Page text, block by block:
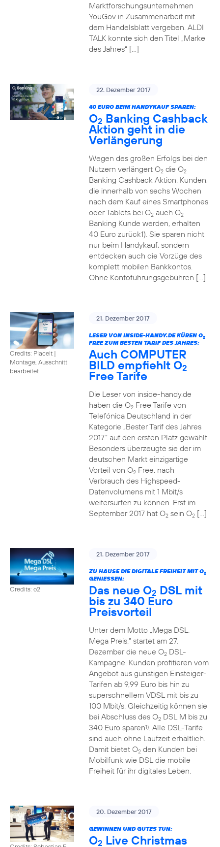
Marktforschungsunternehmen
YouGov in Zusammenarbeit mit
dem Handelsblatt vergeben. ALDI
TALK konnte sich den Titel „Marke
des Jahres“ […]
22. Dezember 2017
40 EURO BEIM HANDYKAUF SPAREN:
O2 Banking Cashback
Aktion geht in die
Verlängerung
Wegen des großen Erfolgs bei den
Nutzern verlängert O2die O2
Banking Cashback Aktion. Kunden,
die innerhalb von sechs Wochen
nach dem Kauf eines Smartphones
oder Tablets bei O2auch O2
Banking Kunde werden, erhalten
40 Euro zurück1). Sie sparen nicht
nur beim Handykauf, sondern
entdecken auch die Vorzüge des
komplett mobilen Bankkontos.
Ohne Kontoführungsgebühren […]
Credits: Placeit |
Montage, Ausschnitt
bearbeitet
21. Dezember 2017
LESER VON INSIDE-HANDY.DE KÜREN O2
FREE ZUM BESTEN TARIF DES JAHRES:
Auch COMPUTER
BILD empfiehlt O2
Free Tarife
Die Leser von inside-handy.de
haben die O2Free Tarife von
Telefónica Deutschland in der
Kategorie „Bester Tarif des Jahres
2017“ auf den ersten Platz gewählt.
Besonders überzeugte sie der im
deutschen Markt einzigartige
Vorteil von O2Free, nach
Verbrauch des Highspeed-
Datenvolumens mit 1 Mbit/s
weitersurfen zu können. Erst im
September 2017 hat O2sein O2[…]
Credits: o2
21. Dezember 2017
ZU HAUSE DIE DIGITALE FREIHEIT MIT O2
GENIESSEN:
Das neue O2 DSL mit
bis zu 340 Euro
Preisvorteil
Unter dem Motto „Mega DSL.
Mega Preis.” startet am 27.
Dezember die neue O2DSL-
Kampagne. Kunden profitieren vom
Angebot aus günstigen Einsteiger-
Tarifen ab 9,99 Euro bis hin zu
superschnellem VDSL mit bis zu
100 Mbit/s. Gleichzeitig können sie
bei Abschluss des O2DSL M bis zu
340 Euro sparen1). Alle DSL-Tarife
sind auch ohne Laufzeit erhältlich.
Damit bietet O2den Kunden bei
Mobilfunk wie DSL die mobile
Freiheit für ihr digitales Leben.
20. Dezember 2017
GEWINNEN UND GUTES TUN:
O2 Live Christmas